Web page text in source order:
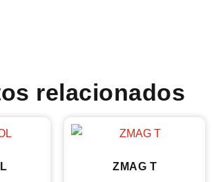
relacionados
ZMAG T